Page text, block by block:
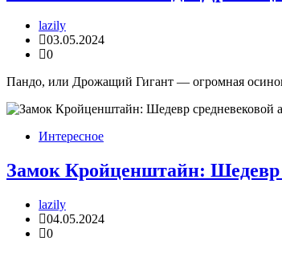
lazily
03.05.2024
0
Пандо, или Дрожащий Гигант — огромная
Интересное
Замок Кройценштайн: Шедевр
lazily
04.05.2024
0